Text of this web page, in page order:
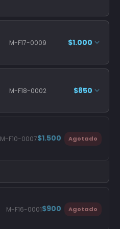
M-F17-0009 $1.000
M-F18-0002 $850
M-F10-0007$1.500 Agotado
M-F16-0001$900 Agotado